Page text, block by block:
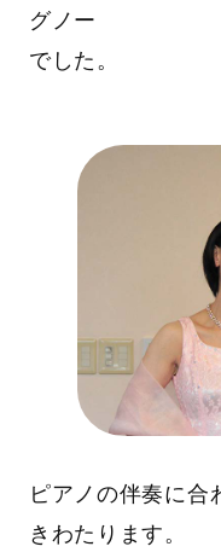
グノー
でした。
ピアノの伴奏に合
きわたります。